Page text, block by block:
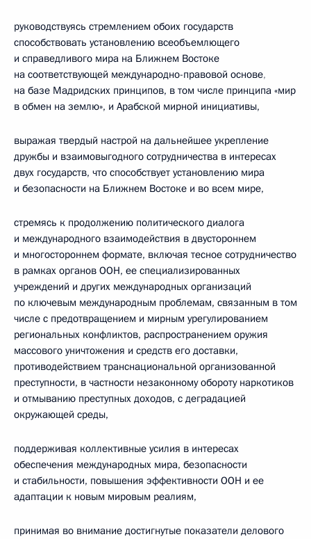
руководствуясь стремлением обоих государств
способствовать установлению всеобъемлющего
и справедливого мира на Ближнем Востоке
на соответствующей международно-правовой основе,
на базе Мадридских принципов, в том числе принципа «мир
в обмен на землю», и Арабской мирной инициативы,
выражая твердый настрой на дальнейшее укрепление
дружбы и взаимовыгодного сотрудничества в интересах
двух государств, что способствует установлению мира
и безопасности на Ближнем Востоке и во всем мире,
стремясь к продолжению политического диалога
и международного взаимодействия в двустороннем
и многостороннем формате, включая тесное сотрудничество
в рамках органов ООН, ее специализированных
учреждений и других международных организаций
по ключевым международным проблемам, связанным в том
числе с предотвращением и мирным урегулированием
региональных конфликтов, распространением оружия
массового уничтожения и средств его доставки,
противодействием транснациональной организованной
преступности, в частности незаконному обороту наркотиков
и отмыванию преступных доходов, с деградацией
окружающей среды,
поддерживая коллективные усилия в интересах
обеспечения международных мира, безопасности
и стабильности, повышения эффективности ООН и ее
адаптации к новым мировым реалиям,
принимая во внимание достигнутые показатели делового